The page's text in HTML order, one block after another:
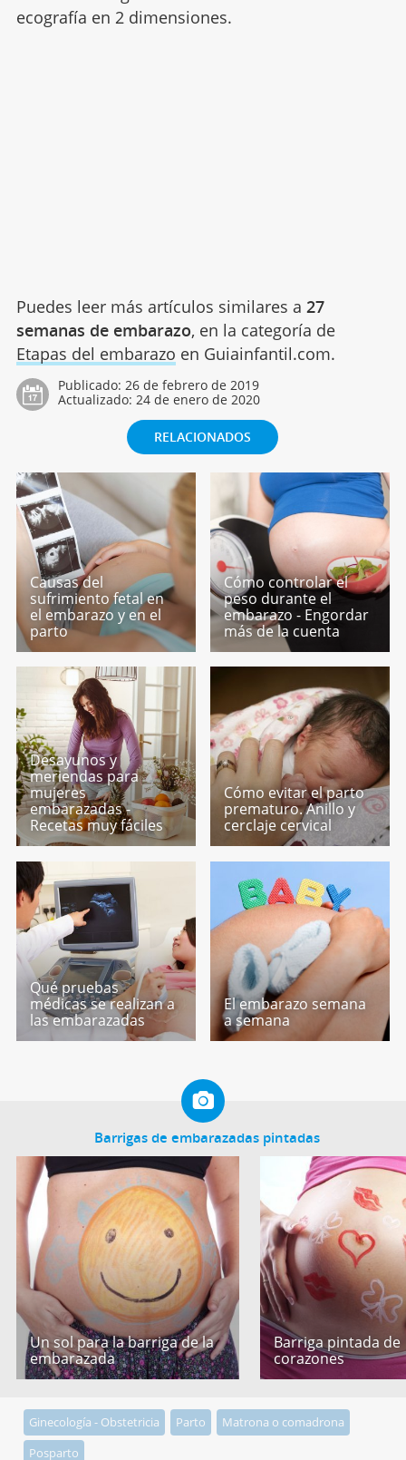
ecografía en 2 dimensiones.
Puedes leer más artículos similares a 27
semanas de embarazo, en la categoría de
Etapas del embarazo en Guiainfantil.com.
Publicado: 26 de febrero de 2019
Actualizado: 24 de enero de 2020
RELACIONADOS
Causas del
sufrimiento fetal en
el embarazo y en el
parto
Cómo controlar el
peso durante el
embarazo - Engordar
más de la cuenta
Desayunos y
meriendas para
mujeres
embarazadas -
Recetas muy fáciles
Cómo evitar el parto
prematuro. Anillo y
cerclaje cervical
Qué pruebas
médicas se realizan a
las embarazadas
El embarazo semana
a semana
Barrigas de embarazadas pintadas
Un sol para la barriga de la
embarazada
Barriga pintada de
corazones
Ginecología - Obstetricia Parto
Matrona o comadrona
Posparto